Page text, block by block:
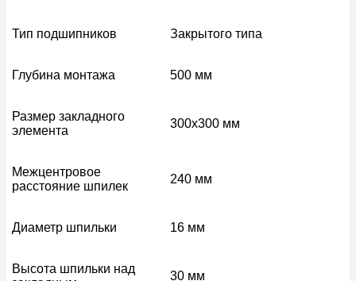
Тип подшипников Закрытого типа
Глубина монтажа 500 мм
Размер закладного
элемента
300х300 мм
Межцентровое
расстояние шпилек
240 мм
Диаметр шпильки 16 мм
Высота шпильки над
30 мм